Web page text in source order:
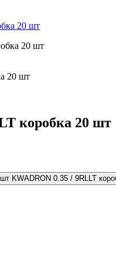
20 шт
20 шт
коробка 20 шт
KWADRON 0.35 / 9RLLT